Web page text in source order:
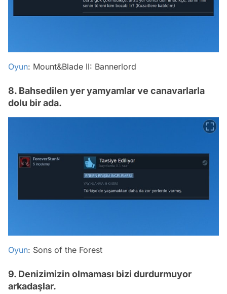
Oyun: Mount&Blade II: Bannerlord
8. Bahsedilen yer yamyamlar ve canavarlarla
dolu bir ada.
Oyun: Sons of the Forest
9. Denizimizin olmaması bizi durdurmuyor
arkadaşlar.